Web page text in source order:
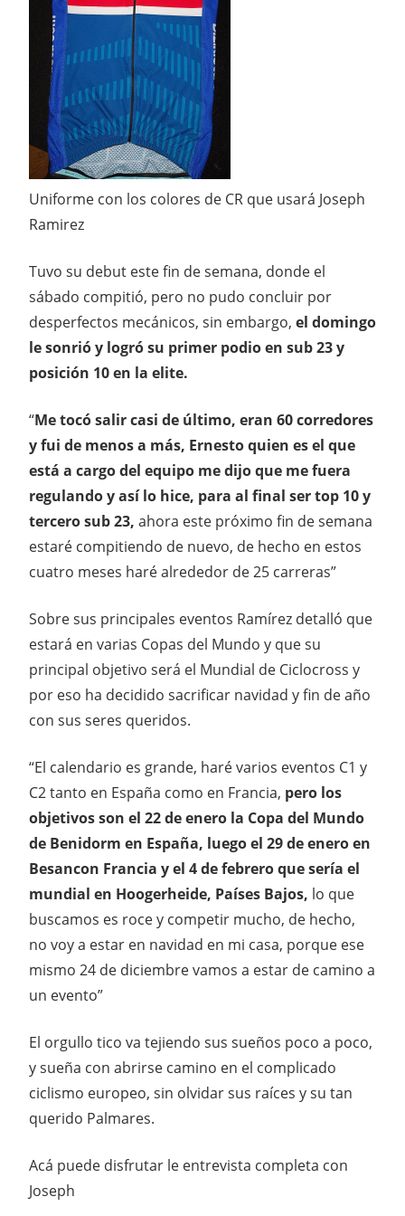
Uniforme con los colores de CR que usará Joseph
Ramirez
Tuvo su debut este fin de semana, donde el
sábado compitió, pero no pudo concluir por
desperfectos mecánicos, sin embargo, el domingo
le sonrió y logró su primer podio en sub 23 y
posición 10 en la elite.
“Me tocó salir casi de último, eran 60 corredores
y fui de menos a más, Ernesto quien es el que
está a cargo del equipo me dijo que me fuera
regulando y así lo hice, para al final ser top 10 y
tercero sub 23, ahora este próximo fin de semana
estaré compitiendo de nuevo, de hecho en estos
cuatro meses haré alrededor de 25 carreras”
Sobre sus principales eventos Ramírez detalló que
estará en varias Copas del Mundo y que su
principal objetivo será el Mundial de Ciclocross y
por eso ha decidido sacrificar navidad y fin de año
con sus seres queridos.
“El calendario es grande, haré varios eventos C1 y
C2 tanto en España como en Francia, pero los
objetivos son el 22 de enero la Copa del Mundo
de Benidorm en España, luego el 29 de enero en
Besancon Francia y el 4 de febrero que sería el
mundial en Hoogerheide, Países Bajos, lo que
buscamos es roce y competir mucho, de hecho,
no voy a estar en navidad en mi casa, porque ese
mismo 24 de diciembre vamos a estar de camino a
un evento”
El orgullo tico va tejiendo sus sueños poco a poco,
y sueña con abrirse camino en el complicado
ciclismo europeo, sin olvidar sus raíces y su tan
querido Palmares.
Acá puede disfrutar le entrevista completa con
Joseph